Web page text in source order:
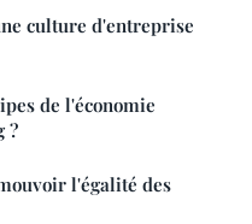
culture d'entreprise
de l'économie
?
l'égalité des